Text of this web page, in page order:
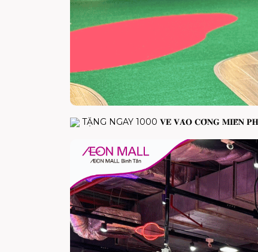
TẶNG NGAY 1000 𝐕𝐄́ 𝐕𝐀̀𝐎 𝐂𝐎̂̉𝐍𝐆 𝐌𝐈𝐄̂̃𝐍